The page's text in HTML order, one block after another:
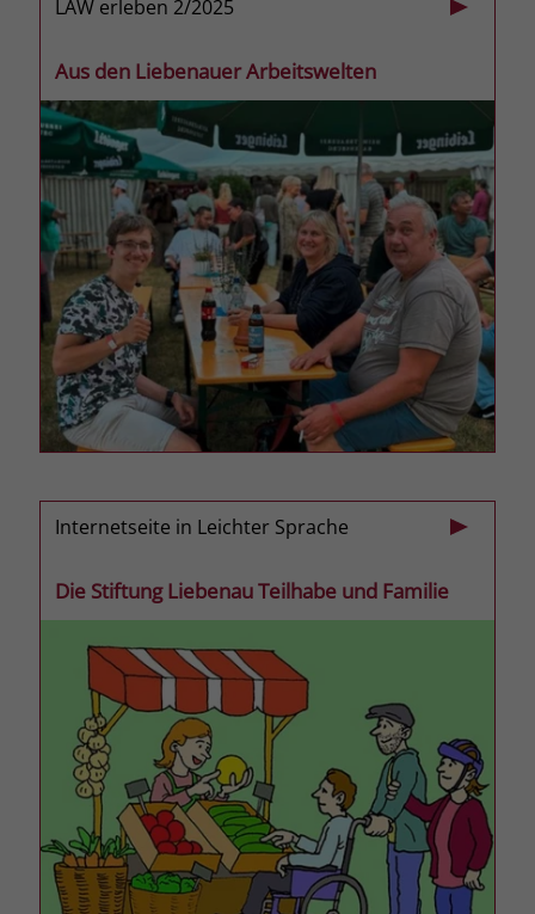
LAW erleben 2/2025
Aus den Liebenauer Arbeitswelten
Internetseite in Leichter Sprache
Die Stiftung Liebenau Teilhabe und Familie
Anbieter Facebook
Laufzeit 3 Monate
Zweck
Der Zweck von _fbp ist vollständig auf
die Werbe- und Analysebemühungen
von Facebook zurückzuführen. Dieses
Cookie ist ein Erstanbieter-Cookie, d. h.
Facebook platziert es, während ein
Verbraucher auf Facebook ist. Dieses
Cookie verfolgt die Besuche eines
Nutzers auf verschiedenen Websites
und meldet dieses Verhalten an
Facebook. Facebook kann dann die
bessere, relevantere Werbung zu
zeigen. Das _fbp-Cookie sammelt keine
Informationen und wird von Facebook
nur platziert, um Daten an das
Unternehmen zurückzusenden.